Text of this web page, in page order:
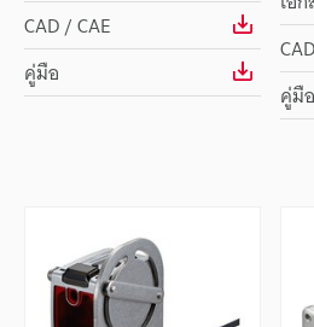
CAD / CAE
คู่มือ
คู่มือ